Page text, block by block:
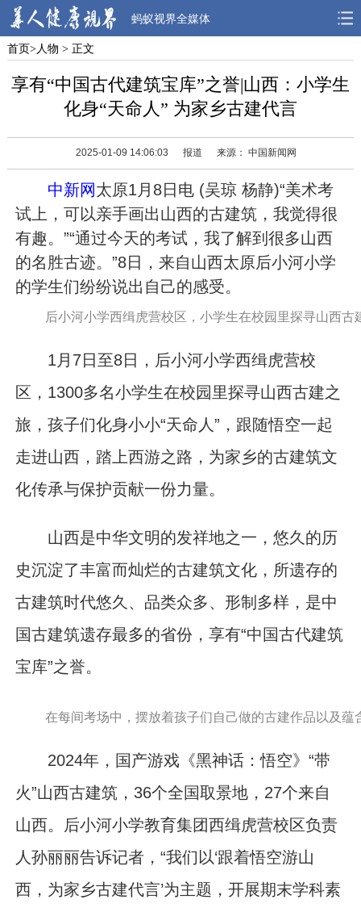
蚂蚁视界全媒体
首页 焦点 观点
人物 风采 先锋
观察 解读 健康
首页>人物 > 正文
享有“中国古代建筑宝库”之誉|山西：小学生
化身“天命人” 为家乡古建代言
2025-01-09 14:06:03 报道 来源： 中国新闻网
中新网太原1月8日电 (吴琼 杨静)“美术考
试上，可以亲手画出山西的古建筑，我觉得很
有趣。”“通过今天的考试，我了解到很多山西
的名胜古迹。”8日，来自山西太原后小河小学
的学生们纷纷说出自己的感受。
后小河小学西缉虎营校区，小学生在校园里探寻山西古
1月7日至8日，后小河小学西缉虎营校
区，1300多名小学生在校园里探寻山西古建之
旅，孩子们化身小小“天命人”，跟随悟空一起
走进山西，踏上西游之路，为家乡的古建筑文
化传承与保护贡献一份力量。
山西是中华文明的发祥地之一，悠久的历
史沉淀了丰富而灿烂的古建筑文化，所遗存的
古建筑时代悠久、品类众多、形制多样，是中
国古建筑遗存最多的省份，享有“中国古代建筑
宝库”之誉。
在每间考场中，摆放着孩子们自己做的古建作品以及
2024年，国产游戏《黑神话：悟空》“带
火”山西古建筑，36个全国取景地，27个来自
山西。后小河小学教育集团西缉虎营校区负责
人孙丽丽告诉记者，“我们以‘跟着悟空游山
西，为家乡古建代言’为主题，开展期末学科素